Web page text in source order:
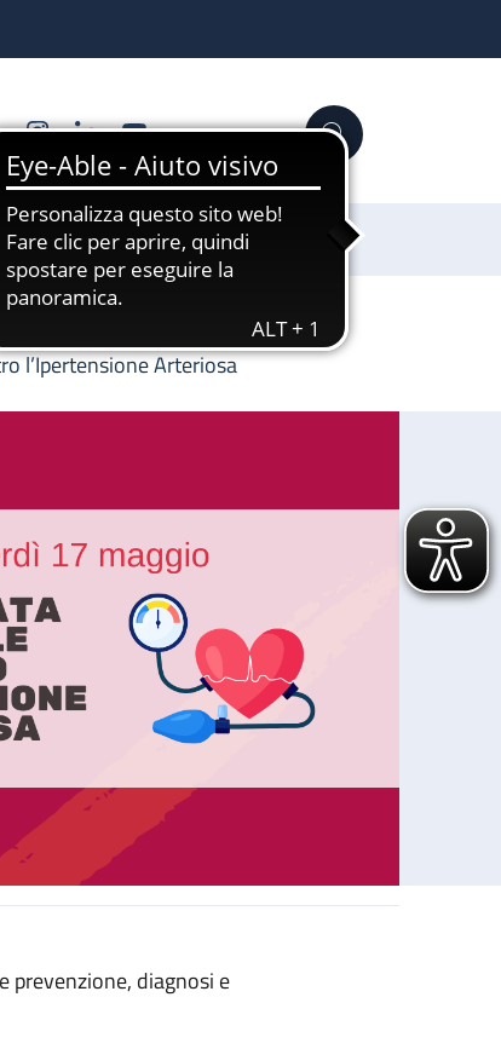
FacebookInstagram
LinkedinYouTube Cerca
Sostienici
l’Ipertensione Arteriosa
contro l’Ipertensione Arteriosa
prevenzione, diagnosi e